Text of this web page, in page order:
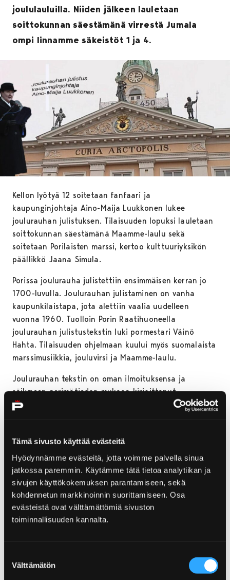
Tämä sivusto käyttää evästeitä
Hyödynnämme evästeitä, jotta voimme palvella sinua
jatkossa paremmin. Käytämme tätä tietoa analytiikan ja
sivujen käyttökokemuksen parantamiseen, sekä
kohdennetun markkinoinnin suorittamiseen. Osa
evästeistä ovat välttämättömiä sivuston
toiminnallisuuden kannalta.
valinta
Välttämätön
joululauluilla. Niiden jälkeen lauletaan
soittokunnan säestämänä virrestä Jumala
ompi linnamme säkeistöt 1 ja 4.
Kellon lyötyä 12 soitetaan fanfaari ja
kaupunginjohtaja Aino-Maija Luukkonen lukee
joulurauhan julistuksen. Tilaisuuden lopuksi lauletaan
soittokunnan säestämänä Maamme-laulu sekä
soitetaan Porilaisten marssi, kertoo kulttuuriyksikön
päällikkö Jaana Simula.
Porissa joulurauha julistettiin ensimmäisen kerran jo
1700-luvulla. Joulurauhan julistaminen on vanha
kaupunkilaistapa, jota alettiin vaalia uudelleen
vuonna 1960. Tuolloin Porin Raatihuoneella
joulurauhan julistustekstin luki pormestari Väinö
Hahta. Tilaisuuden ohjelmaan kuului myös suomalaista
marssimusiikkia, jouluvirsi ja Maamme-laulu.
Joulurauhan tekstin on oman ilmoituksensa ja
säilyneen perimätiedon mukaan kirjoittanut
Satakunnan Museon johtajana toiminut Unto Salo.
muotoon sekä täydensi jouluevankeliumiviittauksilla.
Joulurauhan julistamistilaisuuden järjestää Porin
kaupunki. Juhlavan ja hartaan tilaisuuden
tarkoituksena on virittää kuulijat joulun juhlaan.
Ohjelma